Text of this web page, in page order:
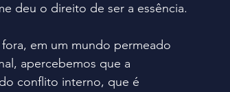
deu o direito de ser a essência.
em um mundo permeado
apercebemos que a
conflito interno, que é